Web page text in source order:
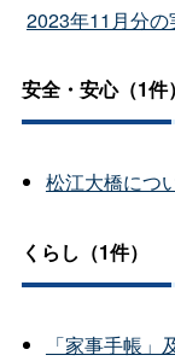
2023年11月分の
安全・安心（1件）
松江大橋につ
くらし（1件）
「家事手帳